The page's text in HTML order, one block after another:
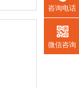
咨询电话
微信咨询